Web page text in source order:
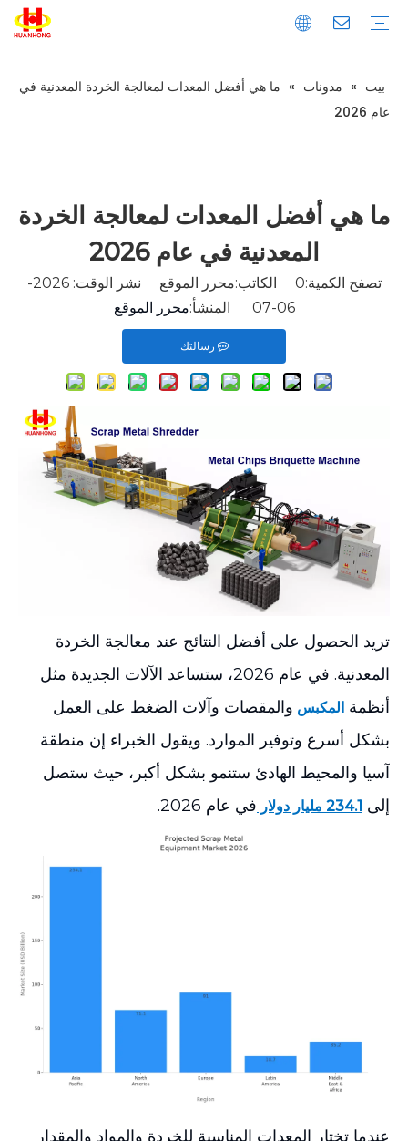
بيت » مدونات » ما هي أفضل المعدات لمعالجة الخردة المعدنية في
عام 2026
ما هي أفضل المعدات لمعالجة الخردة
المعدنية في عام 2026
تصفح الكمية:0
الكاتب:محرر الموقع نشر الوقت: 2026-
06-07 المنشأ:
محرر الموقع
رسالتك
تريد الحصول على أفضل النتائج عند معالجة الخردة
المعدنية. في عام 2026، ستساعد الآلات الجديدة مثل
أنظمة المكبس والمقصات وآلات الضغط على العمل
بشكل أسرع وتوفير الموارد. ويقول الخبراء إن منطقة
آسيا والمحيط الهادئ ستنمو بشكل أكبر، حيث ستصل
إلى 234.1 مليار دولار في عام 2026.
عندما تختار المعدات المناسبة للخردة والمواد والمقدار